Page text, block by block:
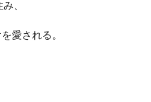
、
愛される。